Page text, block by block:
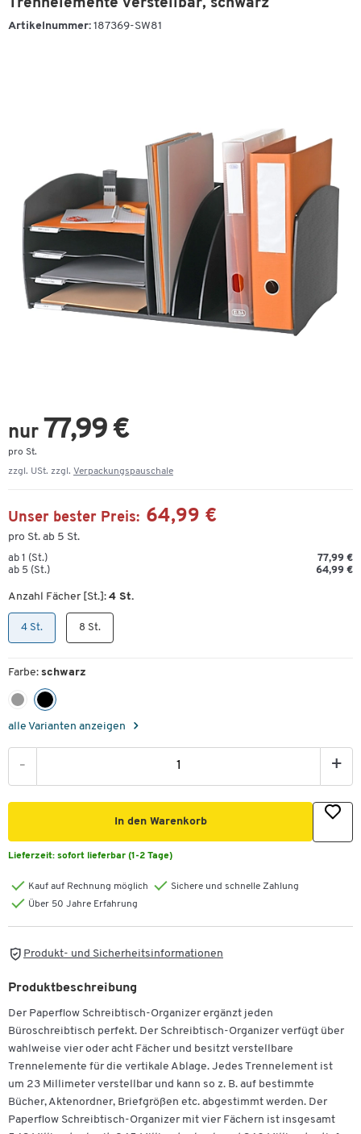
Trennelemente verstellbar, schwarz
Artikelnummer: 187369-SW81
nur 77,99 €
pro St.
zzgl. USt. zzgl. Verpackungspauschale
Unser bester Preis: 64,99 €
pro St. ab 5 St.
ab 1 (St.)
77,99 €
ab 5 (St.)
64,99 €
Anzahl Fächer [St.]: 4 St.
4 St. 8 St.
Farbe: schwarz
alle Varianten anzeigen
- +
In den Warenkorb
Lieferzeit: sofort lieferbar (1-2 Tage)
Kauf auf Rechnung möglich
Sichere und schnelle Zahlung
Über 50 Jahre Erfahrung
Produkt- und Sicherheitsinformationen
Produktbeschreibung
Der Paperflow Schreibtisch-Organizer ergänzt jeden
Büroschreibtisch perfekt. Der Schreibtisch-Organizer verfügt über
wahlweise vier oder acht Fächer und besitzt verstellbare
Trennelemente für die vertikale Ablage. Jedes Trennelement ist
um 23 Millimeter verstellbar und kann so z. B. auf bestimmte
Bücher, Aktenordner, Briefgrößen etc. abgestimmt werden. Der
Paperflow Schreibtisch-Organizer mit vier Fächern ist insgesamt